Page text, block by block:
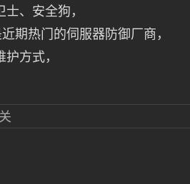
、安全狗，
期热门的伺服器防御厂商，
方式，